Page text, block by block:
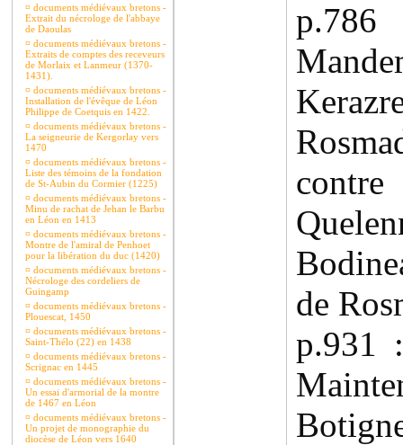
¤ documents médiévaux bretons -
Extrait du nécrologe de l'abbaye
de Daoulas
¤ documents médiévaux bretons -
Extraits de comptes des receveurs
de Morlaix et Lanmeur (1370-
1431).
¤ documents médiévaux bretons -
Installation de l'évêque de Léon
Philippe de Coetquis en 1422.
¤ documents médiévaux bretons -
La seigneurie de Kergorlay vers
1470
¤ documents médiévaux bretons -
Liste des témoins de la fondation
de St-Aubin du Cormier (1225)
¤ documents médiévaux bretons -
Minu de rachat de Jehan le Barbu
en Léon en 1413
¤ documents médiévaux bretons -
Montre de l'amiral de Penhoet
pour la libération du duc (1420)
¤ documents médiévaux bretons -
Nécrologe des cordeliers de
Guingamp
¤ documents médiévaux bretons -
Plouescat, 1450
¤ documents médiévaux bretons -
Saint-Thélo (22) en 1438
¤ documents médiévaux bretons -
Scrignac en 1445
¤ documents médiévaux bretons -
Un essai d'armorial de la montre
de 1467 en Léon
¤ documents médiévaux bretons -
Un projet de monographie du
diocèse de Léon vers 1640
de